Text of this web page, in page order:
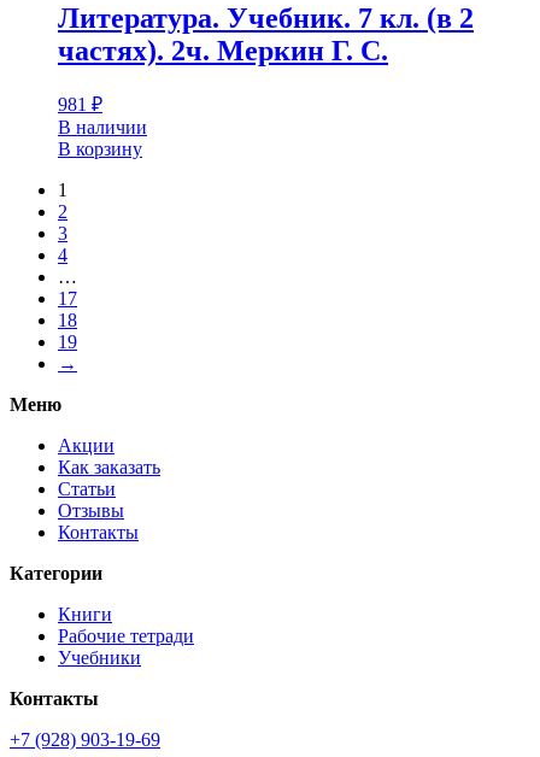
Литература. Учебник. 7 кл. (в 2
частях). 2ч. Меркин Г. С.
981 ₽
В наличии
В корзину
1
2
3
4
…
17
18
19
→
Меню
Акции
Как заказать
Статьи
Отзывы
Контакты
Категории
Книги
Рабочие тетради
Учебники
Контакты
+7 (928) 903-19-69